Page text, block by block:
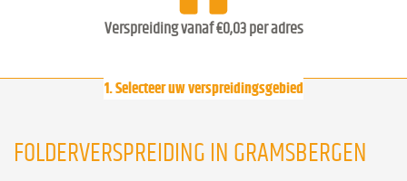
Verspreiding vanaf €0,03 per adres
1. Selecteer uw verspreidingsgebied
FOLDERVERSPREIDING IN GRAMSBERGEN